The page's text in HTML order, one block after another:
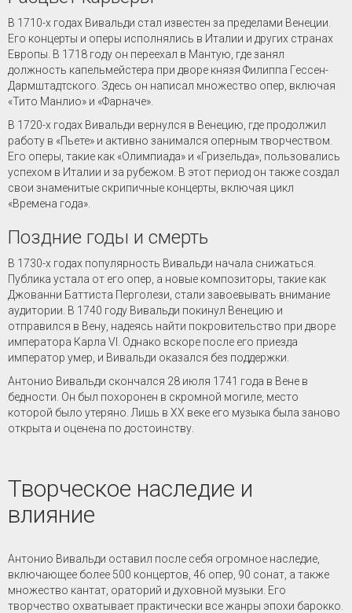
В 1710-х годах Вивальди стал известен за пределами Венеции.
Его концерты и оперы исполнялись в Италии и других странах
Европы. В 1718 году он переехал в Мантую, где занял
должность капельмейстера при дворе князя Филиппа Гессен-
Дармштадтского. Здесь он написал множество опер, включая
«Тито Манлио» и «Фарначе».
В 1720-х годах Вивальди вернулся в Венецию, где продолжил
работу в «Пьете» и активно занимался оперным творчеством.
Его оперы, такие как «Олимпиада» и «Гризельда», пользовались
успехом в Италии и за рубежом. В этот период он также создал
свои знаменитые скрипичные концерты, включая цикл
«Времена года».
Поздние годы и смерть
В 1730-х годах популярность Вивальди начала снижаться.
Публика устала от его опер, а новые композиторы, такие как
Джованни Баттиста Перголези, стали завоевывать внимание
аудитории. В 1740 году Вивальди покинул Венецию и
отправился в Вену, надеясь найти покровительство при дворе
императора Карла VI. Однако вскоре после его приезда
император умер, и Вивальди оказался без поддержки.
Антонио Вивальди скончался 28 июля 1741 года в Вене в
бедности. Он был похоронен в скромной могиле, место
которой было утеряно. Лишь в XX веке его музыка была заново
открыта и оценена по достоинству.
Творческое наследие и
влияние
Антонио Вивальди оставил после себя огромное наследие,
включающее более 500 концертов, 46 опер, 90 сонат, а также
множество кантат, ораторий и духовной музыки. Его
творчество охватывает практически все жанры эпохи барокко.